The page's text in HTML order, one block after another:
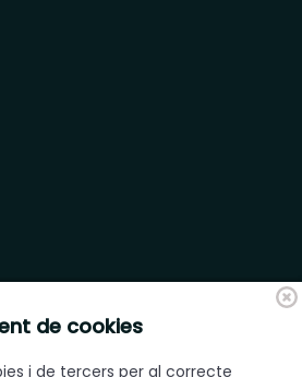
17459 Campllong (Girona)
de cookies
i de tercers per al correcte